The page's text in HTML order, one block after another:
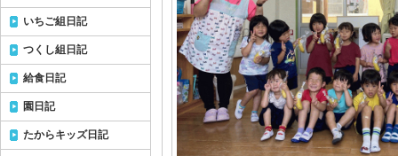
いちご組日記
つくし組日記
給食日記
園日記
たからキッズ日記